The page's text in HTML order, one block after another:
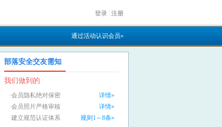
登录 注册
通过活动认识会员»
部落安全交友需知
我们做到的
·会员隐私绝对保密
详情»
·会员照片严格审核
详情»
·建立规范认证体系
规则1～8条»